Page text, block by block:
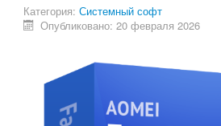
LGA 2011
Процессоры
Инструкции
Конференция
Категория: Системный софт
Опубликовано: 20 февраля 2026